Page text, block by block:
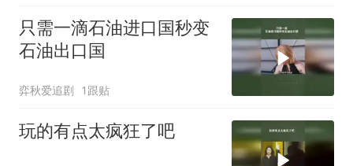
只需一滴石油进口国秒变
石油出口国
弈秋爱追剧 1跟贴
玩的有点太疯狂了吧